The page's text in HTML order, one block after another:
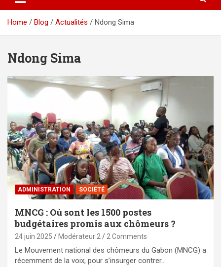
Home Blog Actualités Ndong Sima
Ndong Sima
ADMINISTRATION SOCIÉTÉ
MNCG : Où sont les 1500 postes
budgétaires promis aux chômeurs ?
24 juin 2025 Modérateur 2 2 Comments
Le Mouvement national des chômeurs du Gabon (MNCG) a
récemment de la voix, pour s’insurger contrer…